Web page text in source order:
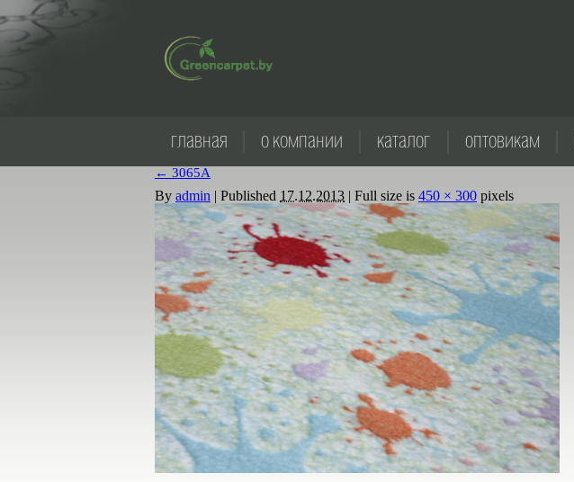
главная о компании каталог оптовикам
← 3065А
By admin | Published 17.12.2013 | Full size is 450 × 300 pixels